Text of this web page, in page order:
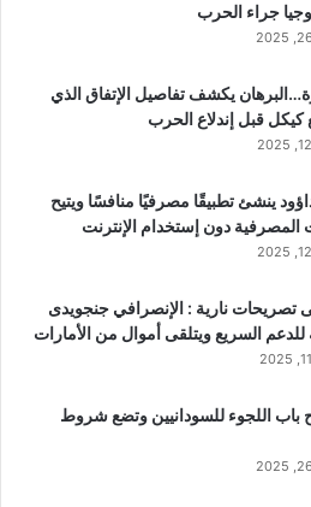
جراء الحرب
يكشف تفاصيل الإتفاق الذي
قبل إندلاع الحرب
ينشئ تطبيقًا مصرفيًا منافسًا ويتيح
المصرفية دون إستخدام الإنترنت
تصريحات نارية : الإنصرافي جنجويدى
السريع ويتلقى أموال من الأمارات
باب اللجوء للسودانيين وتضع شروط